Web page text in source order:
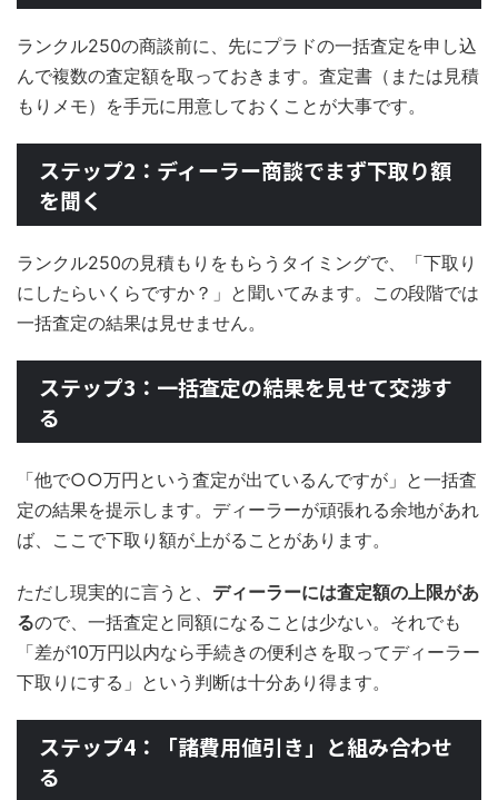
ランクル250の商談前に、先にプラドの一括査定を申し込
んで複数の査定額を取っておきます。査定書（または見積
もりメモ）を手元に用意しておくことが大事です。
ステップ2：ディーラー商談でまず下取り額
を聞く
ランクル250の見積もりをもらうタイミングで、「下取り
にしたらいくらですか？」と聞いてみます。この段階では
一括査定の結果は見せません。
ステップ3：一括査定の結果を見せて交渉す
る
「他で○○万円という査定が出ているんですが」と一括査
定の結果を提示します。ディーラーが頑張れる余地があれ
ば、ここで下取り額が上がることがあります。
ただし現実的に言うと、 ディーラーには査定額の上限があ
るので、一括査定と同額になることは少ない。それでも
「差が10万円以内なら手続きの便利さを取ってディーラー
下取りにする」という判断は十分あり得ます。
ステップ4：「諸費用値引き」と組み合わせ
る